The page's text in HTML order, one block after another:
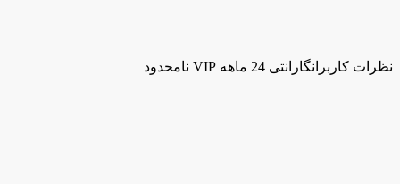
نظرات کاربرانگارانتی 24 ماهه VIP نامحدود